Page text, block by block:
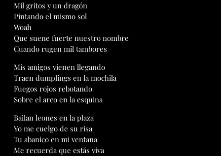
Mil gritos y un dragón
Pintando el mismo sol
Woah
Que suene fuerte nuestro nombre
Cuando rugen mil tambores
Mis amigos vienen llegando
Traen dumplings en la mochila
Fuegos rojos rebotando
Sobre el arco en la esquina
Bailan leones en la plaza
Yo me cuelgo de su risa
Tu abanico en mi ventana
Me recuerda que estás viva